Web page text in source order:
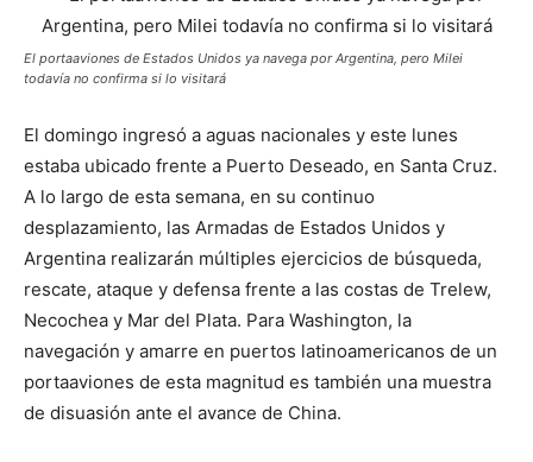
El portaaviones de Estados Unidos ya navega por Argentina, pero Milei
todavía no confirma si lo visitará
El domingo ingresó a aguas nacionales y este lunes
estaba ubicado frente a Puerto Deseado, en Santa Cruz.
A lo largo de esta semana, en su continuo
desplazamiento, las Armadas de Estados Unidos y
Argentina realizarán múltiples ejercicios de búsqueda,
rescate, ataque y defensa frente a las costas de Trelew,
Necochea y Mar del Plata. Para Washington, la
navegación y amarre en puertos latinoamericanos de un
portaaviones de esta magnitud es también una muestra
de disuasión ante el avance de China.